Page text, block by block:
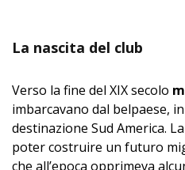
La nascita del club
Verso la fine del XIX secolo
imbarcavano dal belpaese,
destinazione Sud America.
poter costruire un futuro
che all’epoca opprimeva